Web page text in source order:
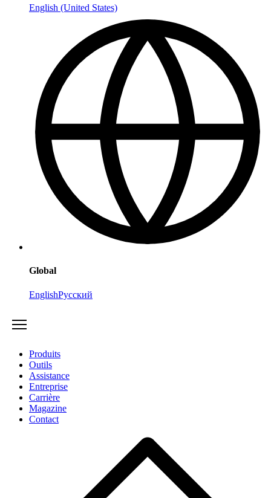
English (United States)
Global
EnglishРусский
Produits
Outils
Assistance
Entreprise
Carrière
Magazine
Contact